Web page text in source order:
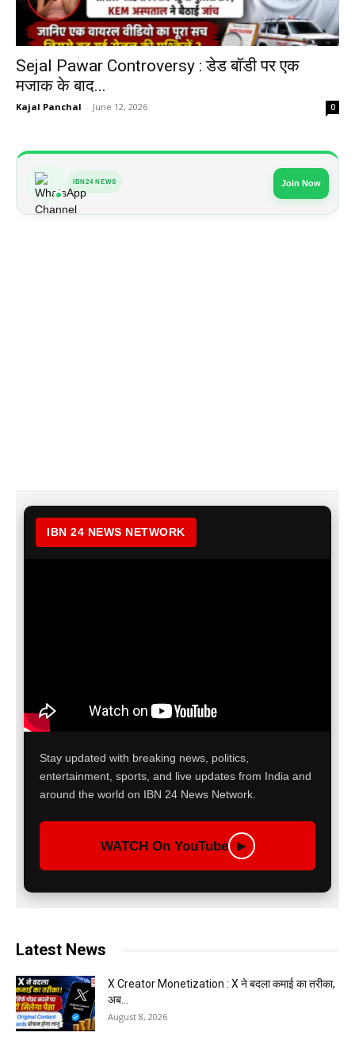
Sejal Pawar Controversy : डेड बॉडी पर एक
मजाक के बाद...
Kajal Panchal - June 12, 2026 0
IBN24 NEWS Join Now
IBN 24 NEWS NETWORK
Stay updated with breaking news, politics,
entertainment, sports, and live updates from India and
around the world on IBN 24 News Network.
WATCH On YouTube ▶
Latest News
X Creator Monetization : X ने बदला कमाई का तरीका,
अब...
August 8, 2026